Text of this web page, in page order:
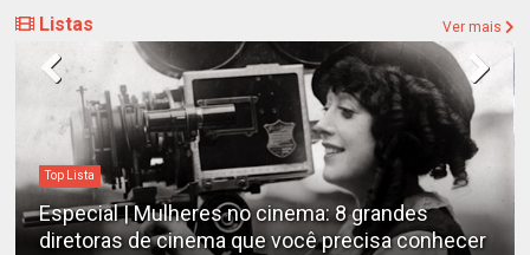
Listas Ver mais
Top Lista
Especial | Mulheres no cinema: 8 grandes
diretoras de cinema que você precisa conhecer